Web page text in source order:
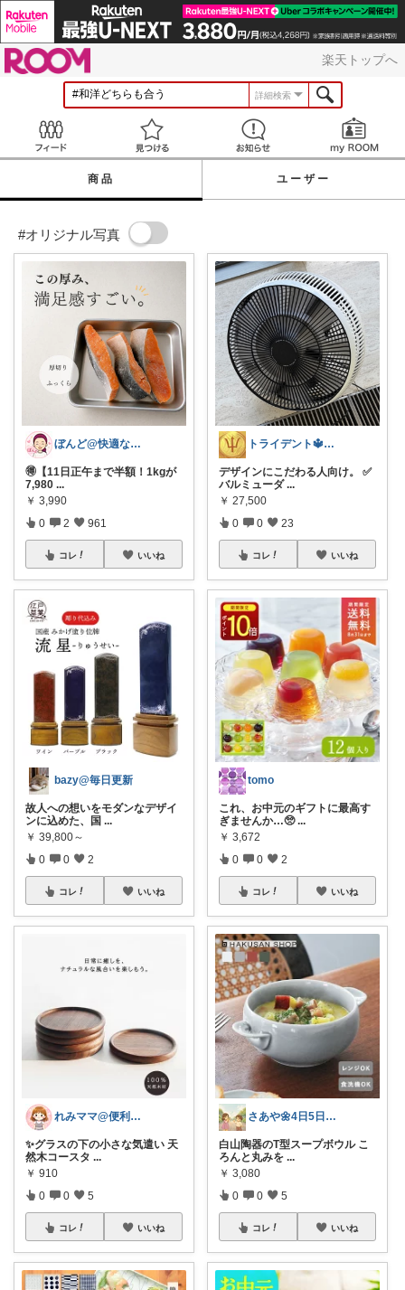
楽天トップへ
詳細検索
見つける お知らせ
商品 ユーザー
#オリジナル写真
ぼんど@快適な暮らし
🉐【11日正午まで半額！1kgが
7,980 ...
￥ 3,990
0 2 961
コレ いいね
bazy@毎日更新
故人への想いをモダンなデザイ
ンに込めた、国 ...
￥ 39,800～
0 0 2
コレ いいね
れみママ@便利雑貨¸¸kids
✨グラスの下の小さな気遣い 天
然木コースタ ...
￥ 910
0 0 5
コレ いいね
トライデント🔱酒と時計と日用品
デザインにこだわる人向け。 ✅
バルミューダ ...
￥ 27,500
0 0 23
コレ いいね
tomo
これ、お中元のギフトに最高す
ぎませんか…🥺 ...
￥ 3,672
0 0 2
コレ いいね
さあや🌼4日5日有難うございます
白山陶器のT型スープボウル こ
ろんと丸みを ...
￥ 3,080
0 0 5
コレ いいね